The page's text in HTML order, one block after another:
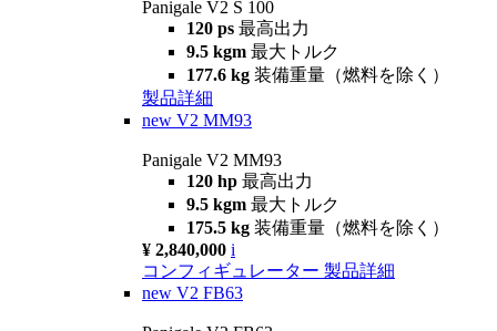
Panigale V2 S 100
120 ps 最高出力
9.5 kgm 最大トルク
177.6 kg 装備重量（燃料を除く）
製品詳細
new V2 MM93
Panigale V2 MM93
120 hp 最高出力
9.5 kgm 最大トルク
175.5 kg 装備重量（燃料を除く）
¥ 2,840,000 i
コンフィギュレーター 製品詳細
new V2 FB63